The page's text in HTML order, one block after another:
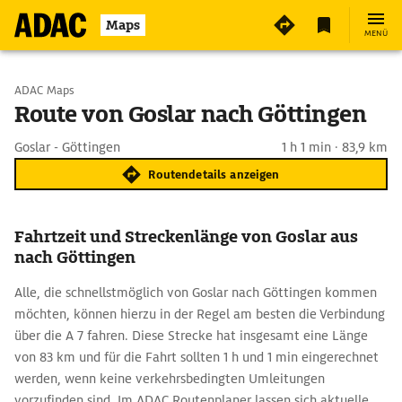
Maps MENÜ
Start wählen
ADAC Maps
Route von Goslar nach Göttingen
Goslar - Göttingen 1 h 1 min · 83,9 km
Routendetails anzeigen
Fahrtzeit und Streckenlänge von Goslar aus
nach Göttingen
Alle, die schnellstmöglich von Goslar nach Göttingen kommen
möchten, können hierzu in der Regel am besten die Verbindung
über die A 7 fahren. Diese Strecke hat insgesamt eine Länge
von 83 km und für die Fahrt sollten 1 h und 1 min eingerechnet
werden, wenn keine verkehrsbedingten Umleitungen